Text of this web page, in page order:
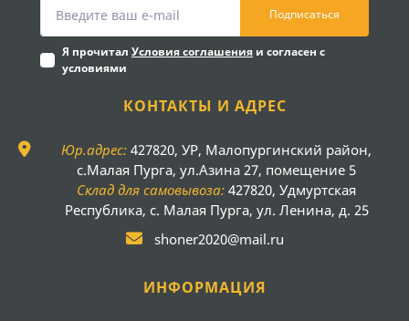
Подписаться
Я прочитал Условия соглашения и согласен с
условиями
КОНТАКТЫ И АДРЕС
Юр.адрес: 427820, УР, Малопургинский район,
с.Малая Пурга, ул.Азина 27, помещение 5
Склад для самовывоза: 427820, Удмуртская
Республика, с. Малая Пурга, ул. Ленина, д. 25
shoner2020@mail.ru
ИНФОРМАЦИЯ